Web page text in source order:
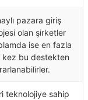
pazara giriş
olan şirketler
ise en fazla
kez bu destekten
teknolojiye sahip